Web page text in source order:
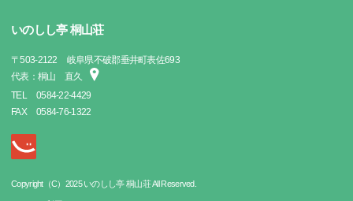
いのしし亭 桐山荘
〒503-2122
岐阜県不破郡垂井町表佐693
代表：桐山 直久
TEL
0584-22-4429
FAX
0584-76-1322
Copyright（C）2025 いのしし亭 桐山荘 All Reserved.